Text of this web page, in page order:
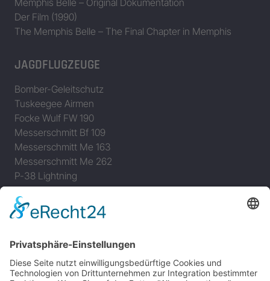
Der Film (1990)
The Memphis Belle – The Final Chapter in Memphis
JAGDFLUGZEUGE
Bomber-Geleitschutz
Tuskeegee Airmen
Focke Wulf FW 190
Messerschmitt Bf 109
Messerschmitt Me 163
Messerschmitt Me 262
P-38 Lightning
P-47 Thunderbolt
P-51 Mustang
INFO
Über diese B-17 Webseite
Kontakt